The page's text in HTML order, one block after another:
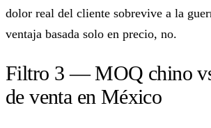
dolor real del cliente sobrevive a la
ventaja basada solo en precio, no.
Filtro 3 — MOQ chino
de venta en México